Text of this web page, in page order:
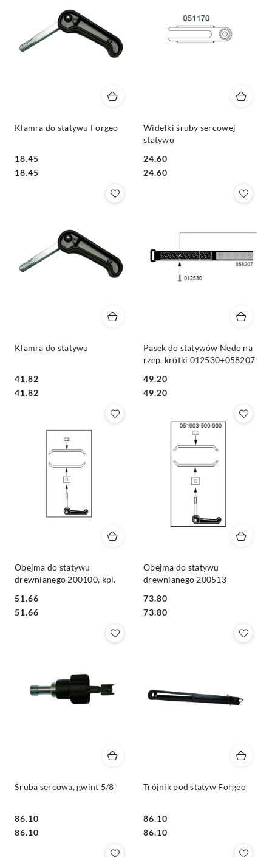
Klamra do statywu Forgeo
Cena:
18.45
Cena:
18.45
Widełki śruby sercowej
statywu
Cena:
24.60
Cena:
24.60
Klamra do statywu
Cena:
41.82
Cena:
41.82
Pasek do statywów Nedo na
rzep, krótki 012530+058207
Cena:
49.20
Cena:
49.20
Obejma do statywu
drewnianego 200100, kpl.
Cena:
51.66
Cena:
51.66
Obejma do statywu
drewnianego 200513
Cena:
73.80
Cena:
73.80
Śruba sercowa, gwint 5/8'
Cena:
86.10
Cena:
86.10
Trójnik pod statyw Forgeo
Cena:
86.10
Cena:
86.10